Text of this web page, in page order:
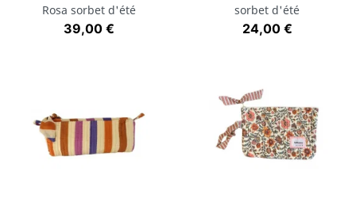
Rosa sorbet d'été
Prix
39,00 €
sorbet d'été
Prix
24,00 €